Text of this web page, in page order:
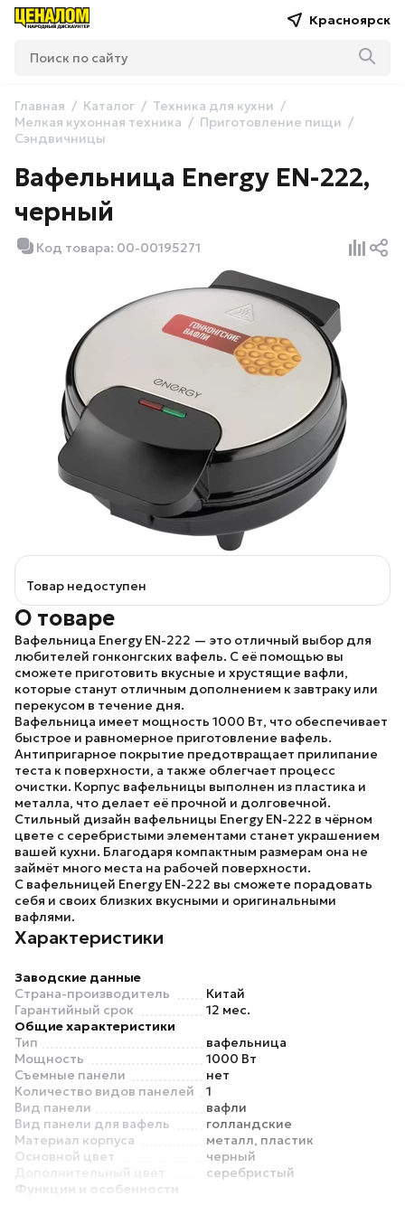
Красноярск
Главная Каталог
Техника для кухни
Мелкая кухонная техника
Приготовление пищи
Сэндвичницы
Вафельница Energy EN-222,
черный
Код товара: 00-00195271
Товар недоступен
О товаре
Вафельница Energy EN-222 — это отличный выбор для
любителей гонконгских вафель. С её помощью вы
сможете приготовить вкусные и хрустящие вафли,
которые станут отличным дополнением к завтраку или
перекусом в течение дня.
Вафельница имеет мощность 1000 Вт, что обеспечивает
быстрое и равномерное приготовление вафель.
Антипригарное покрытие предотвращает прилипание
теста к поверхности, а также облегчает процесс
очистки. Корпус вафельницы выполнен из пластика и
металла, что делает её прочной и долговечной.
Стильный дизайн вафельницы Energy EN-222 в чёрном
цвете с серебристыми элементами станет украшением
вашей кухни. Благодаря компактным размерам она не
займёт много места на рабочей поверхности.
С вафельницей Energy EN-222 вы сможете порадовать
себя и своих близких вкусными и оригинальными
вафлями.
Характеристики
Заводские данные
Страна-производитель
Китай
Гарантийный срок
12 мес.
Общие характеристики
Тип
вафельница
Мощность
1000 Вт
Съемные панели
нет
Количество видов панелей
1
Вид панели
вафли
Вид панели для вафель
голландские
Материал корпуса
металл, пластик
Основной цвет
черный
Дополнительный цвет
серебристый
Функции и особенности